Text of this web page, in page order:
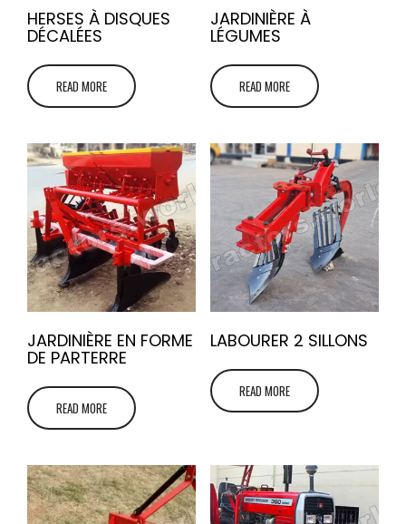
HERSES À DISQUES
DÉCALÉES
READ MORE
JARDINIÈRE À
LÉGUMES
READ MORE
JARDINIÈRE EN FORME
DE PARTERRE
READ MORE
LABOURER 2 SILLONS
READ MORE